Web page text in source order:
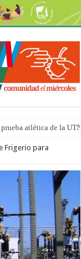
atlética de la
Sampayo
Frigerio para